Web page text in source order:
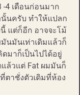
4 เดือนก่อนมาก
นั้นครับ ทำให้แปลก
แต่ก็อีก อาจจะโม้
นมันเท่าเดิมแล้วก็
มาก็เป็นไปได้อยู่
ล้วแต่ Fat ผมมันก็
ตาชั่งตัวเดิมที่ห้อง